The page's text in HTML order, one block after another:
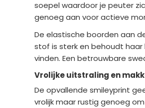
soepel waardoor je peuter
genoeg aan voor actieve
De elastische boorden aan
stof is sterk en behoudt haar
vinden. Een betrouwbare
Vrolijke uitstraling en
De opvallende smileyprint
vrolijk maar rustig genoeg